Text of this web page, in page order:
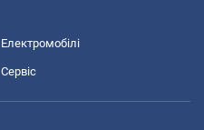
Електромобілі
Сервіс